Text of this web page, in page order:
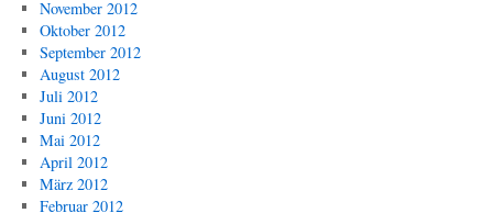
November 2012
Oktober 2012
September 2012
August 2012
Juli 2012
Juni 2012
Mai 2012
April 2012
März 2012
Februar 2012